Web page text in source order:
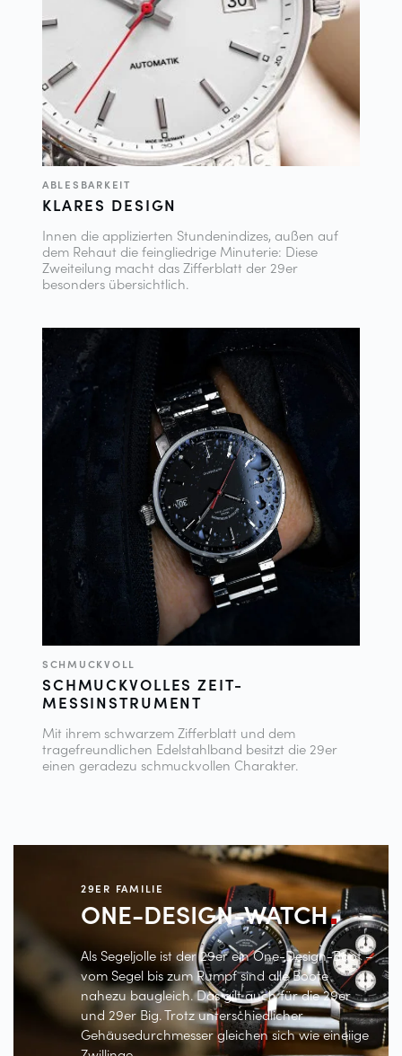
ABLESBARKEIT
KLARES DESIGN
Innen die applizierten Stundenindizes, außen auf
dem Rehaut die feingliedrige Minuterie: Diese
Zweiteilung macht das Zifferblatt der 29er
besonders übersichtlich.
SCHMUCKVOLL
SCHMUCKVOLLES ZEIT-
MESSINSTRUMENT
Mit ihrem schwarzem Zifferblatt und dem
tragefreundlichen Edelstahlband besitzt die 29er
einen geradezu schmuckvollen Charakter.
29ER FAMILIE
ONE-DESIGN-WATCH
Als Segeljolle ist der 29er ein One-Design-Boot –
vom Segel bis zum Rumpf sind alle Boote
nahezu baugleich. Das gilt auch für die 29er
und 29er Big. Trotz unterschiedlicher
Gehäusedurchmesser gleichen sich wie eineiige